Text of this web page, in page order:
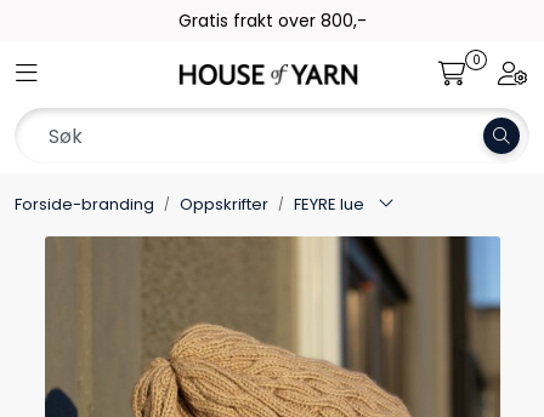
Skip to main contentGratis frakt over 800,-
Toggle navigation 0
Forside-branding Oppskrifter FEYRE lue
Kolleksjoner